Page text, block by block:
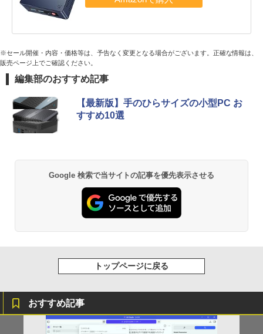
※セール開催・内容・価格等は、予告なく変更となる場合がございます。正確な情報は、
販売ページ上でご確認ください。
編集部のおすすめ記事
【最新版】手のひらサイズの小型PC お
すすめ10選
Google 検索で当サイトの記事を優先表示させる
トップページに戻る
おすすめ記事